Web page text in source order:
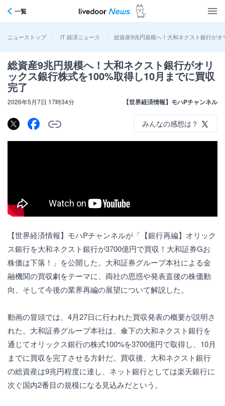
一覧
ニューストップ > IT 経済ニュース > 総資産9兆円規模へ！大和ネクスト銀行が
総資産9兆円規模へ！大和ネクスト銀行がオリ
ックス銀行株式を100%取得し10月までに買収
完了
2026年5月7日 17時34分 【世界経済情報】モハPチャンネル
みんなの感想は？
【世界経済情報】モハPチャンネルが「【銀行再編】オリック
ス銀行を大和ネクスト銀行が3700億円で買収！大和証券Gお
株価は下落！」を公開した。大和証券グループ本社による金
融機関の買収劇をテーマに、両社の思惑や発表直後の株価動
向、そして今後の業界再編の展望について解説した。
動画の冒頭では、4月27日に行われた買収発表の概要が説明さ
れた。大和証券グループ本社は、傘下の大和ネクスト銀行を
通じてオリックス銀行の株式100%を3700億円で取得し、10月
までに買収を完了させる方針だ。買収後、大和ネクスト銀行
の総資産は9兆円程度に達し、ネット銀行としては楽天銀行に
次ぐ国内2番目の規模になる見込みだという。